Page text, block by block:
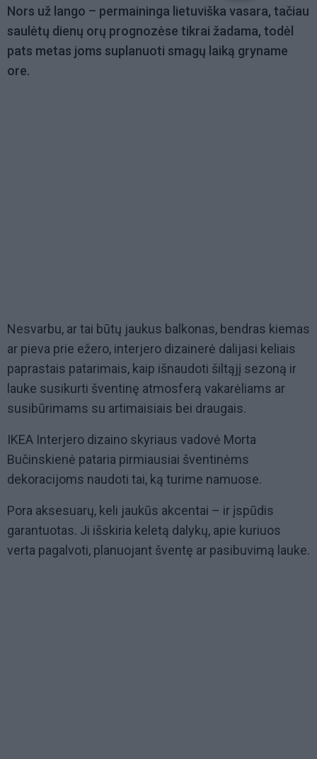
Nors už lango – permaininga lietuviška vasara, tačiau
saulėtų dienų orų prognozėse tikrai žadama, todėl
pats metas joms suplanuoti smagų laiką gryname
ore.
Nesvarbu, ar tai būtų jaukus balkonas, bendras kiemas
ar pieva prie ežero, interjero dizainerė dalijasi keliais
paprastais patarimais, kaip išnaudoti šiltąjį sezoną ir
lauke susikurti šventinę atmosferą vakarėliams ar
susibūrimams su artimaisiais bei draugais.
IKEA Interjero dizaino skyriaus vadovė Morta
Bučinskienė pataria pirmiausiai šventinėms
dekoracijoms naudoti tai, ką turime namuose.
Pora aksesuarų, keli jaukūs akcentai – ir įspūdis
garantuotas. Ji išskiria keletą dalykų, apie kuriuos
verta pagalvoti, planuojant šventę ar pasibuvimą lauke.